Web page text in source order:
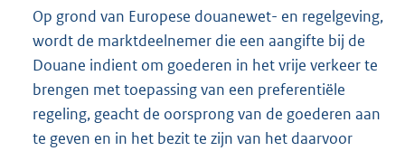
Op grond van Europese douanewet- en regelgeving,
wordt de marktdeelnemer die een aangifte bij de
Douane indient om goederen in het vrije verkeer te
brengen met toepassing van een preferentiële
regeling, geacht de oorsprong van de goederen aan
te geven en in het bezit te zijn van het daarvoor